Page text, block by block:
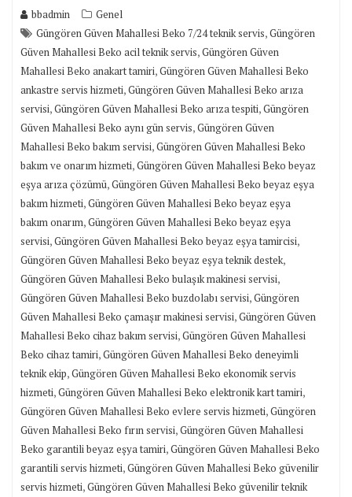
bbadmin
Genel
Güngören Güven Mahallesi Beko 7/24 teknik servis,Güngören
Güven Mahallesi Beko acil teknik servis,Güngören Güven
Mahallesi Beko anakart tamiri,Güngören Güven Mahallesi Beko
ankastre servis hizmeti,Güngören Güven Mahallesi Beko arıza
servisi,Güngören Güven Mahallesi Beko arıza tespiti,Güngören
Güven Mahallesi Beko aynı gün servis,Güngören Güven
Mahallesi Beko bakım servisi,Güngören Güven Mahallesi Beko
bakım ve onarım hizmeti,Güngören Güven Mahallesi Beko beyaz
eşya arıza çözümü,Güngören Güven Mahallesi Beko beyaz eşya
bakım hizmeti,Güngören Güven Mahallesi Beko beyaz eşya
bakım onarım,Güngören Güven Mahallesi Beko beyaz eşya
servisi,Güngören Güven Mahallesi Beko beyaz eşya tamircisi,
Güngören Güven Mahallesi Beko beyaz eşya teknik destek,
Güngören Güven Mahallesi Beko bulaşık makinesi servisi,
Güngören Güven Mahallesi Beko buzdolabı servisi,Güngören
Güven Mahallesi Beko çamaşır makinesi servisi,Güngören Güven
Mahallesi Beko cihaz bakım servisi,Güngören Güven Mahallesi
Beko cihaz tamiri,Güngören Güven Mahallesi Beko deneyimli
teknik ekip,Güngören Güven Mahallesi Beko ekonomik servis
hizmeti,Güngören Güven Mahallesi Beko elektronik kart tamiri,
Güngören Güven Mahallesi Beko evlere servis hizmeti,Güngören
Güven Mahallesi Beko fırın servisi,Güngören Güven Mahallesi
Beko garantili beyaz eşya tamiri,Güngören Güven Mahallesi Beko
garantili servis hizmeti,Güngören Güven Mahallesi Beko güvenilir
servis hizmeti,Güngören Güven Mahallesi Beko güvenilir teknik